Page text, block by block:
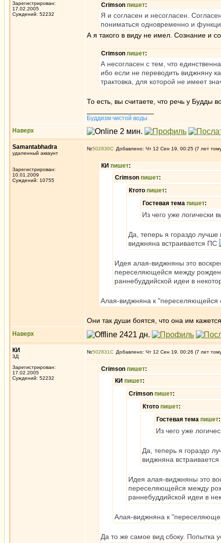
Зарегистрирован:
17.02.2005
Суждений: 52232
Crimson пишет:
Я и согласен и несогласен.
пониматься одновременно и
А я такого в виду не имел. Сознание и
Crimson пишет:
А несогласен с тем, что
ибо если не переводить виджняну
трактовка, для которой не имеет
То есть, вы считаете, что речь у Будды
Буддизм чистой воды
Наверх
Samantabhadra
удаленный аккаунт
Зарегистрирован:
10.01.2009
Суждений: 10755
№502830 Добавлено: Чт 12 Сен 19, 00:25 (7 лет
КИ пишет:
Crimson пишет:
Ктото пишет:
Гостевая тема пишет:
Из чего уже логически
Да, теперь я гораздо
виджняна встраивается ПС
Идея алая-виджняны это
переселяющейся между
раннебуддийской идеи в
Алая-виджняна к "переселяющейся
Они так души боятся, что она им
Наверх
КИ
3Д
Зарегистрирован:
17.02.2005
Суждений: 52232
№502831 Добавлено: Чт 12 Сен 19, 00:26 (7 лет
Crimson пишет:
КИ пишет:
Crimson пишет:
Ктото пишет:
Гостевая тема пишет:
Из чего уже
Да, теперь я гораздо
виджняна
Идея алая-виджняны это
переселяющейся между
раннебуддийской идеи в
Алая-виджняна к
Да то же самое вид сбоку. Попытка